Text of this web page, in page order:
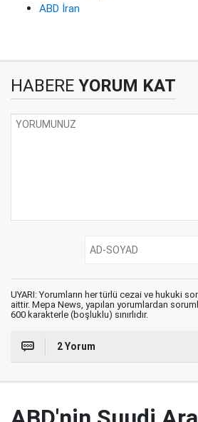
ABD İran
HABERE YORUM KAT
UYARI: Yorumların her türlü cezai ve hukuki
aittir. Mepa News, yapılan yorumlardan
600 karakterle (boşluklu) sınırlıdır.
2 Yorum